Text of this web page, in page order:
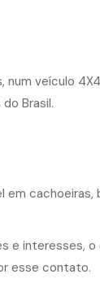
num veículo
Brasil.
cachoeiras,
e interesses,
esse contato.